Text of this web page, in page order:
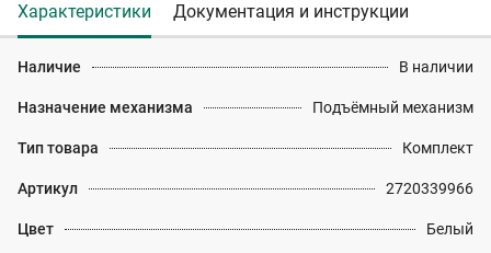
Характеристики Документация и инструкции
Наличие В наличии
Назначение механизма Подъёмный механизм
Тип товара Комплект
Артикул 2720339966
Цвет Белый